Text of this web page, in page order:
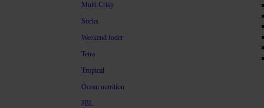
Multi Crisp
Sticks
Weekend foder
Tetra
Tropical
Ocean nutrition
JBL